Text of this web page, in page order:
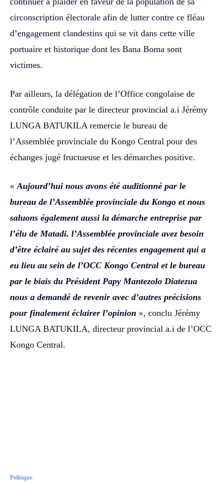
circonscription électorale afin de lutter contre ce fléau
d’engagement clandestins qui se vit dans cette ville
portuaire et historique dont les Bana Boma sont
victimes.
Par ailleurs, la délégation de l’Office congolaise de
contrôle conduite par le directeur provincial a.i Jérémy
LUNGA BATUKILA remercie le bureau de
l’Assemblée provinciale du Kongo Central pour des
échanges jugé fructueuse et les démarches positive.
« Aujourd’hui nous avons été auditionné par le
bureau de l’Assemblée provinciale du Kongo et nous
saluons également aussi la démarche entreprise par
l’élu de Matadi. l’Assemblée provinciale avez besoin
d’être éclairé au sujet des récentes engagement qui a
eu lieu au sein de l’OCC Kongo Central et le bureau
par le biais du Président Papy Mantezolo Diatezua
nous a demandé de revenir avec d’autres précisions
pour finalement éclairer l’opinion », conclu Jérémy
LUNGA BATUKILA, directeur provincial a.i de l’OCC
Kongo Central.
Politique